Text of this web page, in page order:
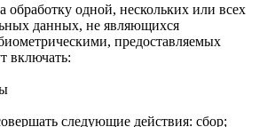
обработку одной, нескольких или всех
данных, не являющихся
предоставляемых
включать:
следующие действия: сбор;